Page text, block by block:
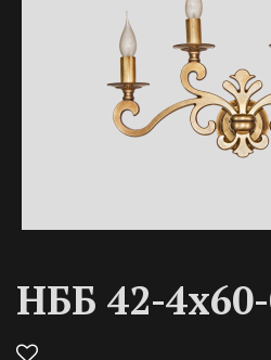
НББ 42-